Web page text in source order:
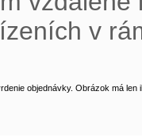
v
objednávky. Obrázok má len